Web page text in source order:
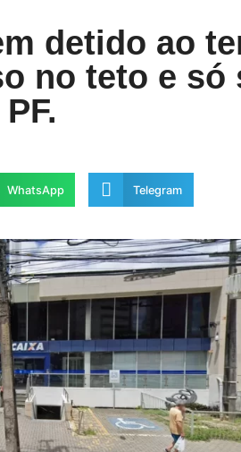
detido ao
no teto e só
WhatsApp Telegram